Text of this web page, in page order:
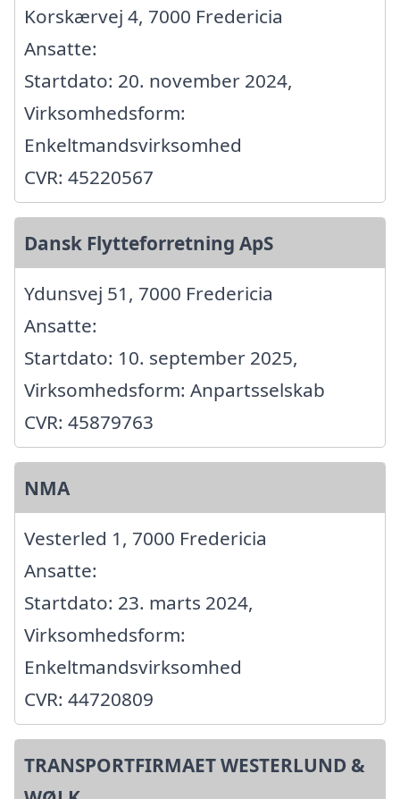
Korskærvej 4, 7000 Fredericia
Ansatte:
Startdato: 20. november 2024,
Virksomhedsform:
Enkeltmandsvirksomhed
CVR: 45220567
Dansk Flytteforretning ApS
Ydunsvej 51, 7000 Fredericia
Ansatte:
Startdato: 10. september 2025,
Virksomhedsform: Anpartsselskab
CVR: 45879763
NMA
Vesterled 1, 7000 Fredericia
Ansatte:
Startdato: 23. marts 2024,
Virksomhedsform:
Enkeltmandsvirksomhed
CVR: 44720809
TRANSPORTFIRMAET WESTERLUND &